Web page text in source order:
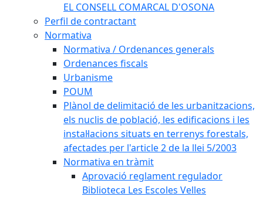
EL CONSELL COMARCAL D'OSONA
Perfil de contractant
Normativa
Normativa / Ordenances generals
Ordenances fiscals
Urbanisme
POUM
Plànol de delimitació de les urbanitzacions,
els nuclis de població, les edificacions i les
instal·lacions situats en terrenys forestals,
afectades per l'article 2 de la llei 5/2003
Normativa en tràmit
Aprovació reglament regulador
Biblioteca Les Escoles Velles